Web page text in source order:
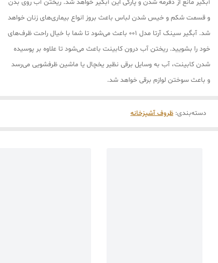
آبگیر مانع از دفرمه شدن و پارگی این آبگیر خواهد شد. ریختن آب روی بدن
و قسمت شکم و خیس شدن لباس باعث بروز انواع بیماری‌های زنان خواهد
شد. آبگیر سینک آرتا مدل 001 باعث می‌شود تا شما با خیال راحت ظرف‌های
خود را بشویید. ریختن آب درون کابینت باعث می‌شود تا علاوه بر پوسیده
شدن کابینت، آب به وسایل برقی نظیر یخچال یا ماشین‌ ظرفشویی می‌رسد
و باعث سوختن لوازم برقی خواهد شد.
دسته‌بندی: ظروف آشپزخانه